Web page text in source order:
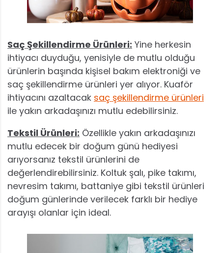
Saç Şekillendirme Ürünleri: Yine herkesin
ihtiyacı duyduğu, yenisiyle de mutlu olduğu
ürünlerin başında kişisel bakım elektroniği ve
saç şekillendirme ürünleri yer alıyor. Kuaför
ihtiyacını azaltacak saç şekillendirme ürünleri
ile yakın arkadaşınızı mutlu edebilirsiniz.
Tekstil Ürünleri: Özellikle yakın arkadaşınızı
mutlu edecek bir doğum günü hediyesi
arıyorsanız tekstil ürünlerini de
değerlendirebilirsiniz. Koltuk şalı, pike takımı,
nevresim takımı, battaniye gibi tekstil ürünleri
doğum günlerinde verilecek farklı bir hediye
arayışı olanlar için ideal.